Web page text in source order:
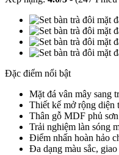
Đặc điểm nổi bật
Mặt đá vân mây sang
Thiết kế mở rộng diện
Thân gỗ MDF phủ
Trải nghiệm làn sóng
Điểm nhấn hoàn hảo
Đa dạng màu sắc,